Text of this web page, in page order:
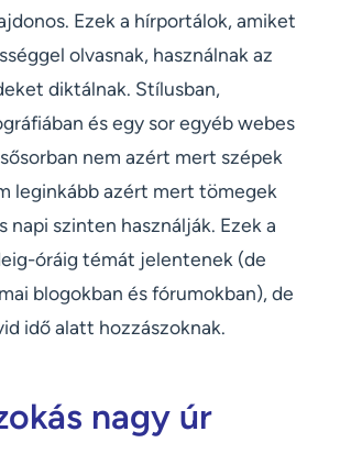
Ezek a hírportálok, amiket
olvasnak, használnak az
diktálnak. Stílusban,
és egy sor egyéb webes
nem azért mert szépek
leginkább azért mert tömegek
napi szinten használják. Ezek a
óráig témát jelentenek (de
blogokban és fórumokban), de
idő alatt hozzászoknak.
nagy úr